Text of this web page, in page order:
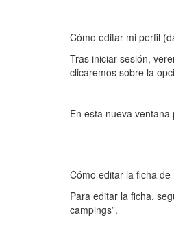
Cómo editar mi perfil
Tras iniciar sesión,
clicaremos sobre la
En esta nueva
Cómo editar la ficha de
Para editar la ficha,
campings”.